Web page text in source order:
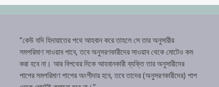
“কেউ যদি হিদায়াতের পথে আহবান করে তাহলে সে তার অনুসারীর
সমপরিমাণ সাওয়াব পাবে, তবে অনুসরণকারীদের সাওয়াব থেকে মোটেও কম
করা হবে না। আর বিপথের দিকে আহবানকারী ব্যক্তি তার অনুসারীদের
পাপের সমপরিমাণ পাপের অংশীদার হবে, তবে তাদের (অনুসরণকারীদের) পাপ